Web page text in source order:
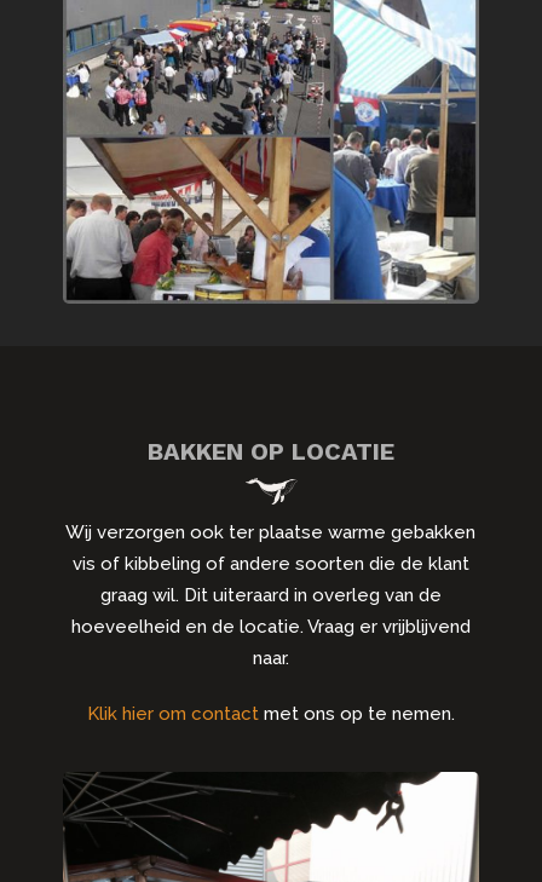
BAKKEN OP LOCATIE
Wij verzorgen ook ter plaatse warme gebakken
vis of kibbeling of andere soorten die de klant
graag wil. Dit uiteraard in overleg van de
hoeveelheid en de locatie. Vraag er vrijblijvend
naar.
Klik hier om contactmet ons op te nemen.